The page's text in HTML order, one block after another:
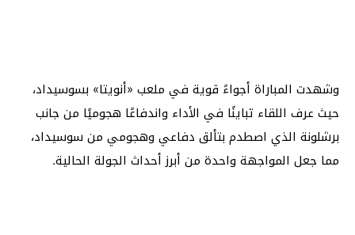
وشهدت المباراة أجواءً قوية في ملعب «أنويتا» بسوسيداد،
حيث عرف اللقاء تباينًا في الأداء واندفاعًا هجوميًا من جانب
برشلونة الذي اصطدم بتألق دفاعي وهجومي من سوسيداد،
مما جعل المواجهة واحدة من أبرز أحداث الجولة الحالية.